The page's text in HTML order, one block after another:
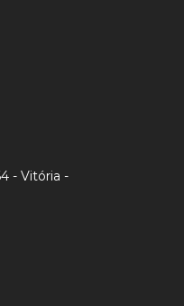
- Vitória -